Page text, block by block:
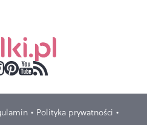
Polityka prywatności